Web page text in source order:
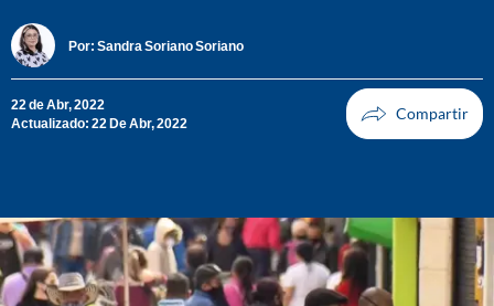
Por: Sandra Soriano Soriano
22 de Abr, 2022
Actualizado: 22 De Abr, 2022